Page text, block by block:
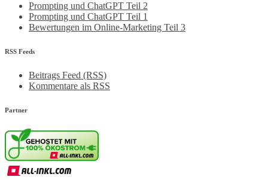
Prompting und ChatGPT Teil 2
Prompting und ChatGPT Teil 1
Bewertungen im Online-Marketing Teil 3
RSS Feeds
Beitrags Feed (RSS)
Kommentare als RSS
Partner